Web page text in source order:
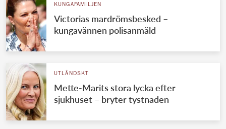
KUNGAFAMILJEN
Victorias mardrömsbesked –
kungavännen polisanmäld
UTLÄNDSKT
Mette-Marits stora lycka efter
sjukhuset – bryter tystnaden